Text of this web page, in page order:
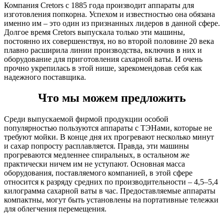
Компания Cretors с 1885 года производит аппараты для
изготовления попкорна. Успехом и известностью она обязана
именно им – это один из признанных лидеров в данной сфере.
Долгое время Cretors выпускала только эти машины,
постоянно их совершенствуя, но во второй половине 20 века
плавно расширила линии производства, включив в них и
оборудование для приготовления сахарной ваты. И очень
прочно укрепилась в этой нише, зарекомендовав себя как
надежного поставщика.
Что мы можем предложить
Среди выпускаемой фирмой продукции особой
популярностью пользуются аппараты с ТЭНами, которые не
требуют мойки. В конце дня их прогревают несколько минут
и сахар попросту расплавляется. Правда, эти машины
прогреваются медленнее спиральных, в остальном же
практически ничем им не уступают. Основная масса
оборудования, поставляемого компанией, в этой сфере
относится к разряду средних по производительности – 4,5–5,4
килограмма сахарной ваты в час. Предоставляемые аппараты
компактны, могут быть установлены на портативные тележки
для облегчения перемещения.